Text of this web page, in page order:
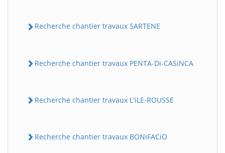
Recherche chantier travaux SARTENE
Recherche chantier travaux PENTA-Di-CASiNCA
Recherche chantier travaux L'iLE-ROUSSE
Recherche chantier travaux BONiFACiO